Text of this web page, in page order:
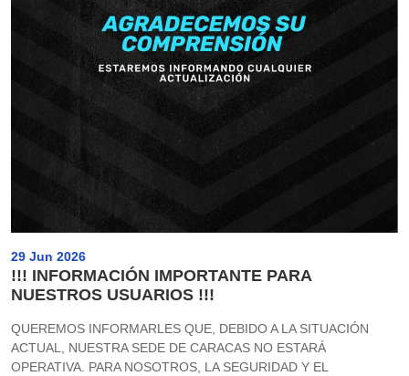
29 Jun 2026
!!! INFORMACIÓN IMPORTANTE PARA
NUESTROS USUARIOS !!!
QUEREMOS INFORMARLES QUE, DEBIDO A LA SITUACIÓN
ACTUAL, NUESTRA SEDE DE CARACAS NO ESTARÁ
OPERATIVA. PARA NOSOTROS, LA SEGURIDAD Y EL